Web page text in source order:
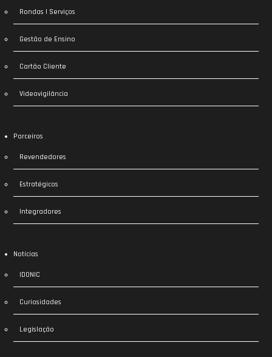
Rondas | Serviços
Gestão de Ensino
Cartão Cliente
Videovigilância
Parceiros
Revendedores
Estratégicos
Integradores
Notícias
IDONIC
Curiosidades
Legislação